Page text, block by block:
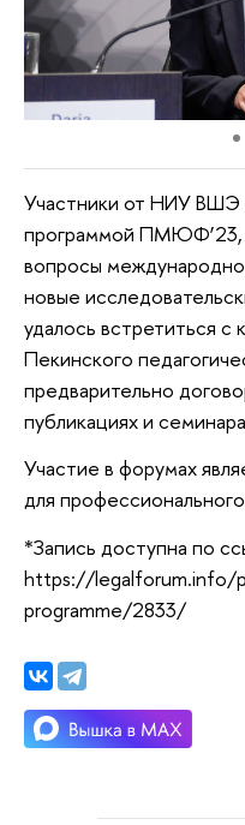
Участники от НИУ ВШЭ
программой ПМЮФ’23,
вопросы
новые
удалось встретиться с
Пекинского
предварительно
публикациях и
Участие в форумах
для
*Запись доступна по
https://legalforum.info/
programme/2833/